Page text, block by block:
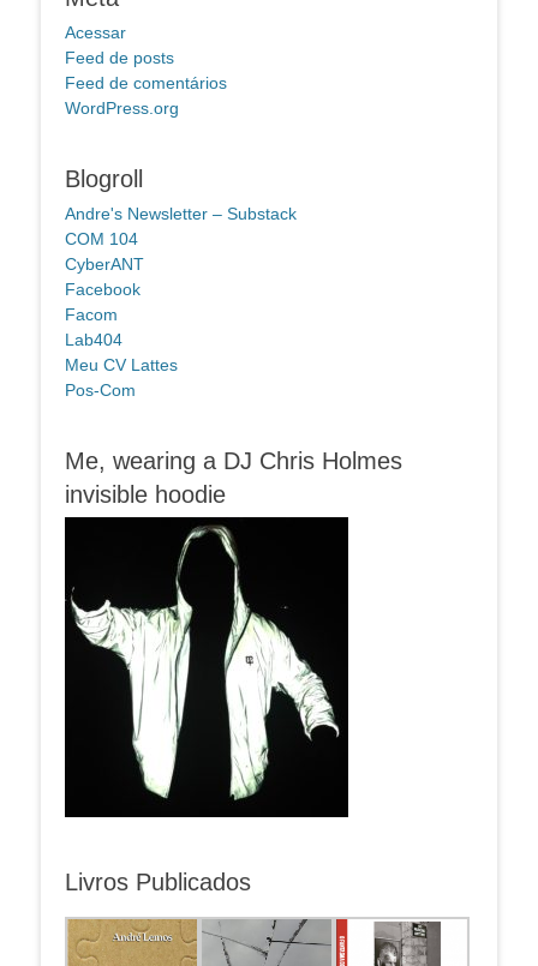
Acessar
Feed de posts
Feed de comentários
WordPress.org
Blogroll
Andre's Newsletter – Substack
COM 104
CyberANT
Facebook
Facom
Lab404
Meu CV Lattes
Pos-Com
Me, wearing a DJ Chris Holmes
invisible hoodie
Livros Publicados